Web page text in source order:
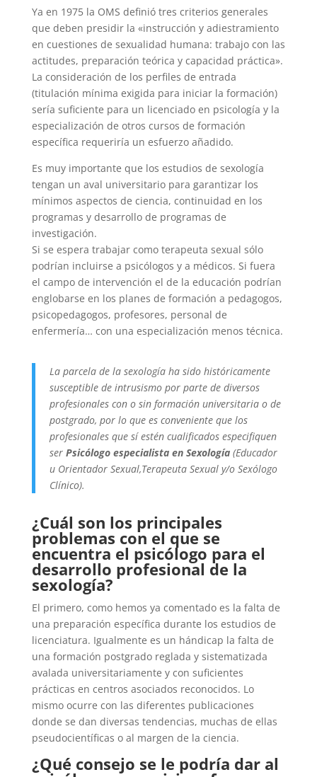
Ya en 1975 la OMS definió tres criterios generales
que deben presidir la «instrucción y adiestramiento
en cuestiones de sexualidad humana: trabajo con las
actitudes, preparación teórica y capacidad práctica».
La consideración de los perfiles de entrada
(titulación mínima exigida para iniciar la formación)
sería suficiente para un licenciado en psicología y la
especialización de otros cursos de formación
específica requeriría un esfuerzo añadido.
Es muy importante que los estudios de sexología
tengan un aval universitario para garantizar los
mínimos aspectos de ciencia, continuidad en los
programas y desarrollo de programas de
investigación.
Si se espera trabajar como terapeuta sexual sólo
podrían incluirse a psicólogos y a médicos. Si fuera
el campo de intervención el de la educación podrían
englobarse en los planes de formación a pedagogos,
psicopedagogos, profesores, personal de
enfermería… con una especialización menos técnica.
La parcela de la sexología ha sido históricamente
susceptible de intrusismo por parte de diversos
profesionales con o sin formación universitaria o de
postgrado, por lo que es conveniente que los
profesionales que sí estén cualificados especifiquen
ser Psicólogo especialista en Sexología(Educador
u Orientador Sexual,Terapeuta Sexual y/o Sexólogo
Clínico).
¿Cuál son los principales
problemas con el que se
encuentra el psicólogo para el
desarrollo profesional de la
sexología?
El primero, como hemos ya comentado es la falta de
una preparación específica durante los estudios de
licenciatura. Igualmente es un hándicap la falta de
una formación postgrado reglada y sistematizada
avalada universitariamente y con suficientes
prácticas en centros asociados reconocidos. Lo
mismo ocurre con las diferentes publicaciones
donde se dan diversas tendencias, muchas de ellas
pseudocientíficas o al margen de la ciencia.
¿Qué consejo se le podría dar al